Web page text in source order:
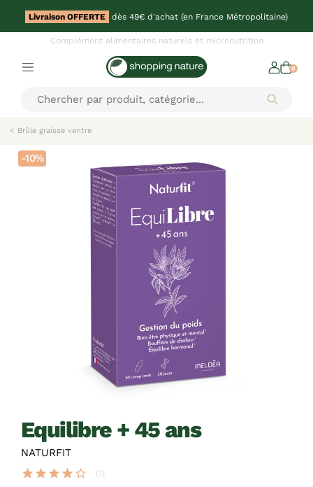
Livraison OFFERTE dès 49€ d'achat (en France Métropolitaine)
Complément alimentaires naturels et micronutrition
0
< Brûle graisse ventre
equilibre + 45 ans
NATURFIT
star star star star star_border (1)
-10%